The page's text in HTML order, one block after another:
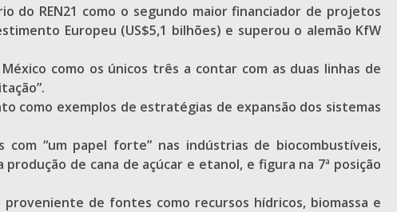
do REN21 como o segundo maior financiador de projetos
Europeu (US$5,1 bilhões) e superou o alemão KfW
como os únicos três a contar com as duas linhas de
como exemplos de estratégias de expansão dos sistemas
“um papel forte” nas indústrias de biocombustíveis,
de cana de açúcar e etanol, e figura na 7ª posição
de fontes como recursos hídricos, biomassa e